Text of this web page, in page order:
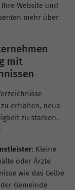
Website und
mehr über
mit
erhöhen, neue
zu stärken.
: Kleine
oder Ärzte
wie das Gelbe
Gemeinde